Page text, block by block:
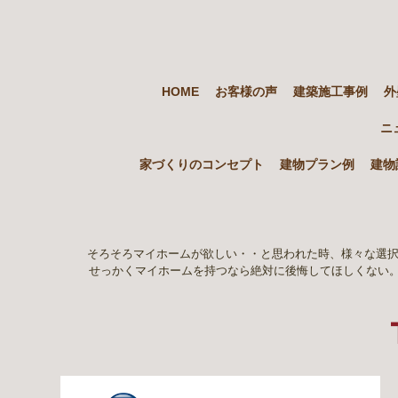
HOME お客様の声 建築施工事例
ニ
家づくりのコンセプト 建物プラン例 建物
そろそろマイホームが欲しい・・と思われた時、様々な選
せっかくマイホームを持つなら絶対に後悔してほしくな